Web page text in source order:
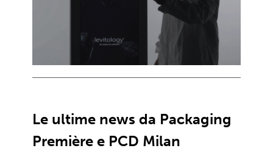
Le ultime news da Packaging
Première e PCD Milan